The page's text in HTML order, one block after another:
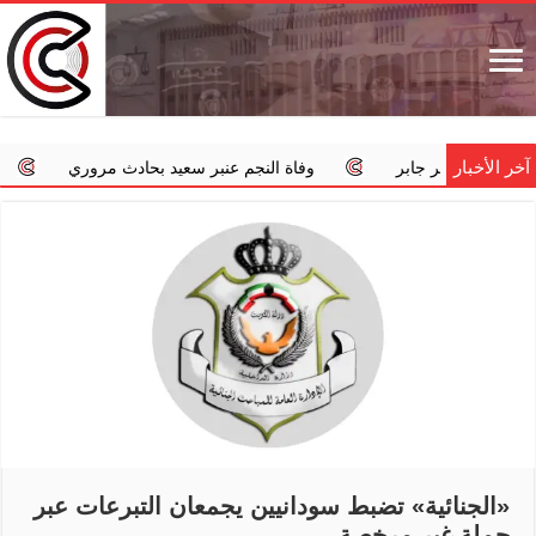
آخر الأخبار
جابر وفاة النجم عنبر سعيد بحادث مروري ‏«الداخلية»:
«الجنائية» تضبط سودانيين يجمعان التبرعات عبر